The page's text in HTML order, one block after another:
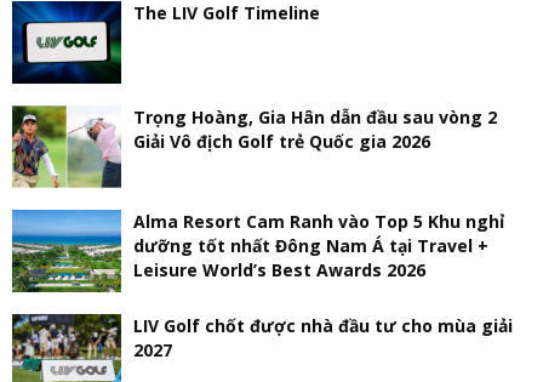
The LIV Golf Timeline
Trọng Hoàng, Gia Hân dẫn đầu sau vòng 2
Giải Vô địch Golf trẻ Quốc gia 2026
Alma Resort Cam Ranh vào Top 5 Khu nghỉ
dưỡng tốt nhất Đông Nam Á tại Travel +
Leisure World’s Best Awards 2026
LIV Golf chốt được nhà đầu tư cho mùa giải
2027